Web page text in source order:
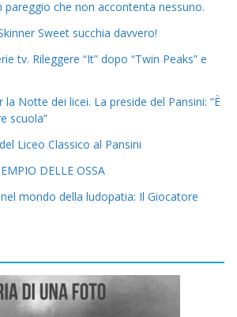
pareggio che non accontenta nessuno.
Sweet succhia davvero!
tv. Rileggere “It” dopo “Twin Peaks” e
Notte dei licei. La preside del Pansini: “È
scuola”
Liceo Classico al Pansini
DELLE OSSA
mondo della ludopatia: Il Giocatore